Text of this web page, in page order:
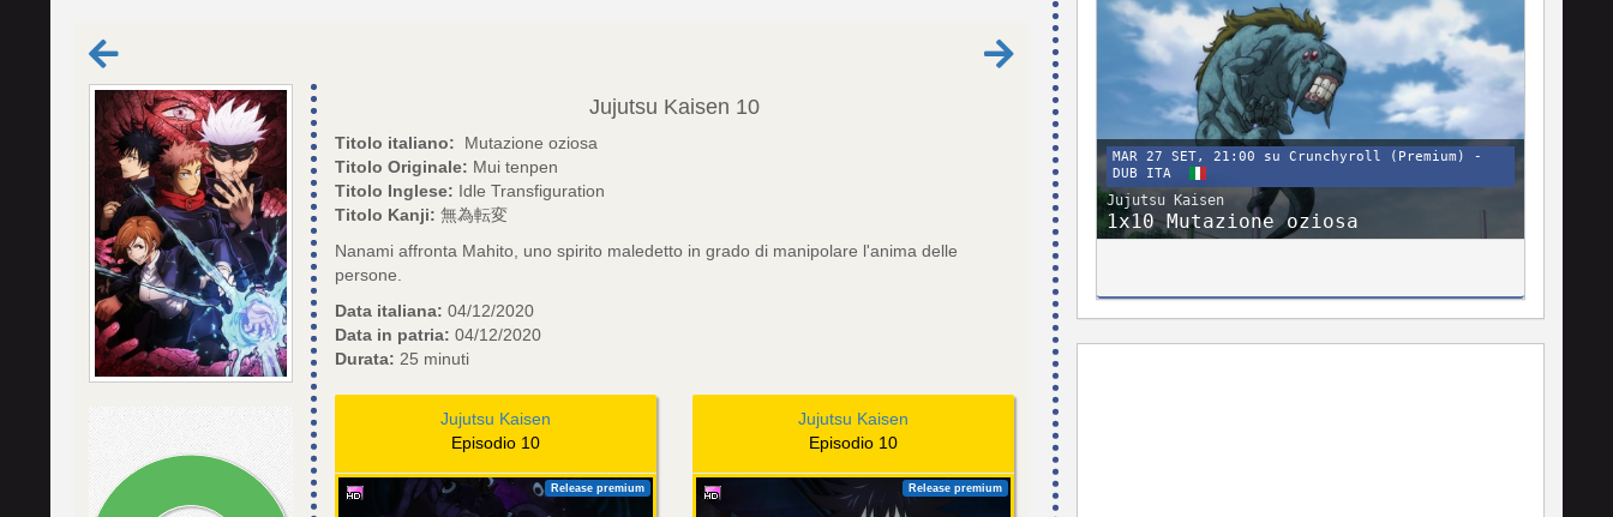
Jujutsu Kaisen 10
Titolo italiano:
Mutazione oziosa
Titolo Originale: Mui tenpen
Titolo Inglese: Idle Transfiguration
Titolo Kanji: 無為転変
Nanami affronta Mahito, uno spirito maledetto in grado di manipolare l'anima delle
persone.
Data italiana: 04/12/2020
Data in patria: 04/12/2020
Durata: 25 minuti
Jujutsu Kaisen
Episodio 10
Release premium
Jujutsu Kaisen
Episodio 10
Release premium
MAR 27 SET, 21:00 su Crunchyroll (Premium) -
DUB ITA
Jujutsu Kaisen
1x10 Mutazione oziosa